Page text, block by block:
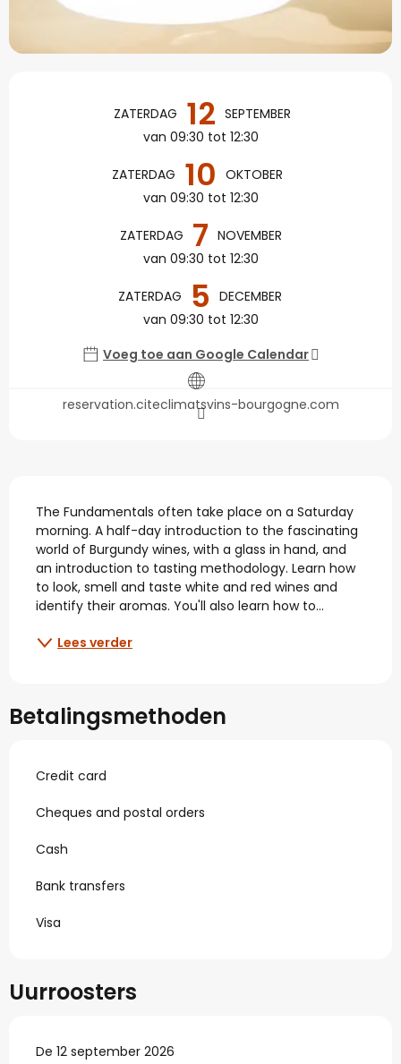
Openingstijden en
ZATERDAG 12 SEPTEMBER
van 09:30 tot 12:30
ZATERDAG 10 OKTOBER
van 09:30 tot 12:30
ZATERDAG 7 NOVEMBER
van 09:30 tot 12:30
ZATERDAG 5 DECEMBER
van 09:30 tot 12:30
Voeg toe aan Google Calendar
reservation.citeclimatsvins-bourgogne.com
Beschrijving
The Fundamentals often take place on a Saturday
morning. A half-day introduction to the fascinating
world of Burgundy wines, with a glass in hand, and
an introduction to tasting methodology. Learn how
to look, smell and taste white and red wines and
identify their aromas. You'll also learn how to...
Lees verder
Betalingsmethoden
Credit card
Cheques and postal orders
Cash
Bank transfers
Visa
Uurroosters
De 12 september 2026